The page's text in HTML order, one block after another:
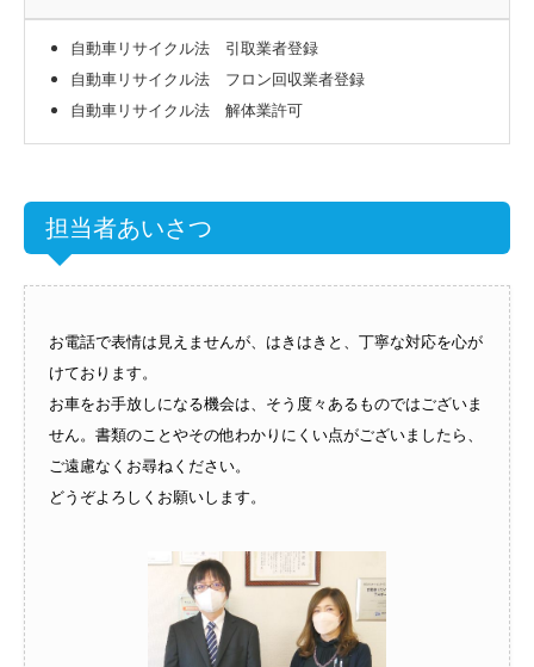
自動車リサイクル法 引取業者登録
自動車リサイクル法 フロン回収業者登録
自動車リサイクル法 解体業許可
担当者あいさつ
お電話で表情は見えませんが、はきはきと、丁寧な対応を心が
けております。
お車をお手放しになる機会は、そう度々あるものではございま
せん。書類のことやその他わかりにくい点がございましたら、
ご遠慮なくお尋ねください。
どうぞよろしくお願いします。